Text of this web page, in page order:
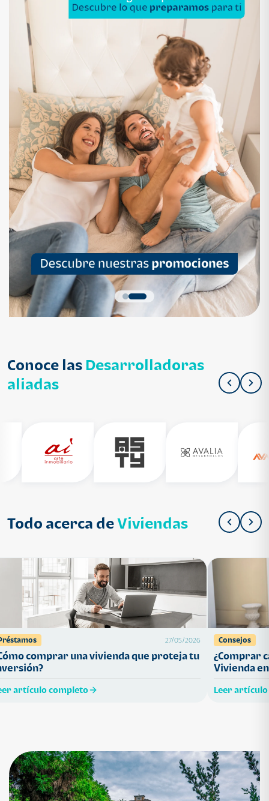
Conoce las Desarrolladoras
aliadas
Todo acerca deViviendas
27/05/2026
comprar una vivienda que proteja tu
artículo completo
Consejos
¿Comprar
Vivienda
Leer